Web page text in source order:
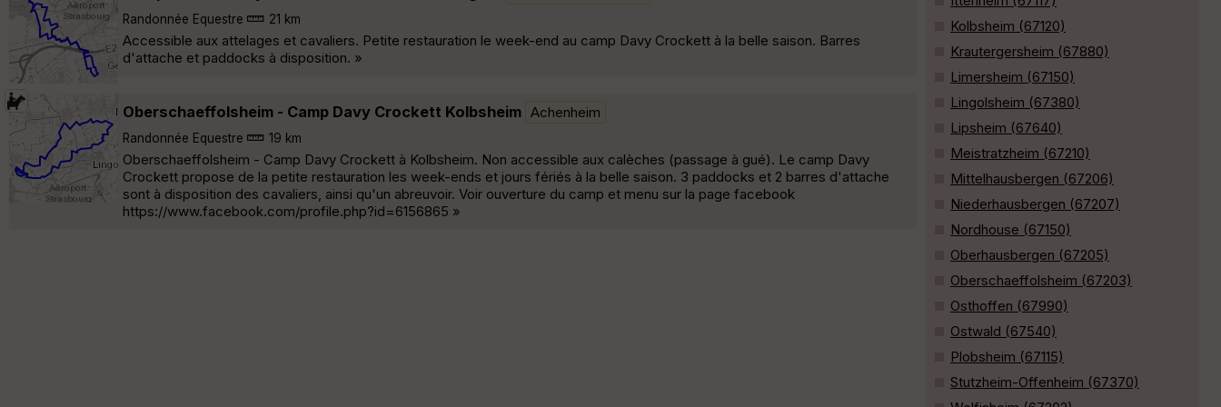
Randonnée Equestre 21 km
Accessible aux attelages et cavaliers. Petite restauration le week-end au camp Davy Crockett à la belle saison. Barres
d'attache et paddocks à disposition. »
Oberschaeffolsheim - Camp Davy Crockett Kolbsheim Achenheim
Randonnée Equestre 19 km
Oberschaeffolsheim - Camp Davy Crockett à Kolbsheim. Non accessible aux calèches (passage à gué). Le camp Davy
Crockett propose de la petite restauration les week-ends et jours fériés à la belle saison. 3 paddocks et 2 barres d'attache
sont à disposition des cavaliers, ainsi qu'un abreuvoir. Voir ouverture du camp et menu sur la page facebook
https://www.facebook.com/profile.php?id=6156865 »
Kolbsheim (67120)
Krautergersheim (67880)
Limersheim (67150)
Lingolsheim (67380)
Lipsheim (67640)
Meistratzheim (67210)
Mittelhausbergen (67206)
Niederhausbergen (67207)
Nordhouse (67150)
Oberhausbergen (67205)
Oberschaeffolsheim (67203)
Osthoffen (67990)
Ostwald (67540)
Plobsheim (67115)
Stutzheim-Offenheim (67370)